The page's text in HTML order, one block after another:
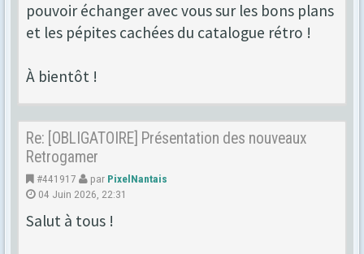
pouvoir échanger avec vous sur les bons plans
et les pépites cachées du catalogue rétro !
À bientôt !
Re: [OBLIGATOIRE] Présentation des nouveaux
Retrogamer
#441917 par PixelNantais
04 Juin 2026, 22:31
Salut à tous !